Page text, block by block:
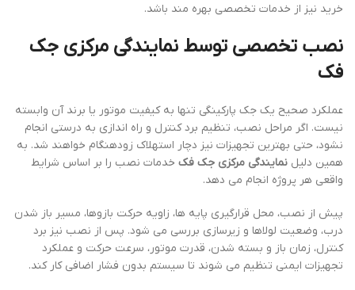
خرید نیز از خدمات تخصصی بهره مند باشد.
نصب تخصصی توسط نمایندگی مرکزی جک
فک
عملکرد صحیح یک جک پارکینگی تنها به کیفیت موتور یا برند آن وابسته
نیست. اگر مراحل نصب، تنظیم برد کنترل و راه اندازی به درستی انجام
نشود، حتی بهترین تجهیزات نیز دچار استهلاک زودهنگام خواهند شد. به
همین دلیل نمایندگی مرکزی جک فک خدمات نصب را بر اساس شرایط
واقعی هر پروژه انجام می دهد.
پیش از نصب، محل قرارگیری پایه ها، زاویه حرکت بازوها، مسیر باز شدن
درب، وضعیت لولاها و زیرسازی بررسی می شود. پس از نصب نیز برد
کنترل، زمان باز و بسته شدن، قدرت موتور، سرعت حرکت و عملکرد
تجهیزات ایمنی تنظیم می شوند تا سیستم بدون فشار اضافی کار کند.